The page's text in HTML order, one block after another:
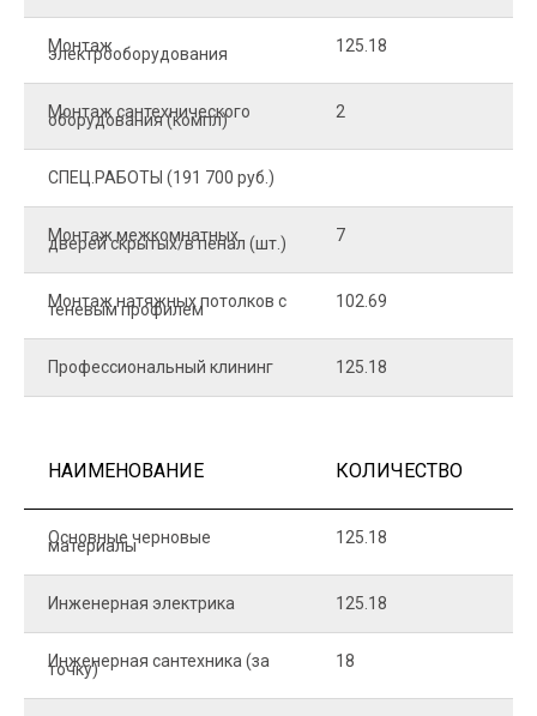
Монтаж
электрооборудования 125.18
Монтаж сантехнического
оборудования (компл) 2
СПЕЦ.РАБОТЫ (191 700 руб.)
Монтаж межкомнатных
дверей скрытых/в пенал (шт.) 7
Монтаж натяжных потолков с
теневым профилем 102.69
Профессиональный клининг 125.18
НАИМЕНОВАНИЕ КОЛИЧЕСТВО
Основные черновые
материалы 125.18
Инженерная электрика 125.18
Инженерная сантехника (за
точку) 18